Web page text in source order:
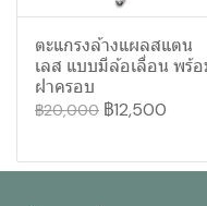
ตะแกรงล้างแผลสแตน
เลส แบบมีล้อเลื่อน พร้
ฝาครอบ
฿20,000 ฿12,500